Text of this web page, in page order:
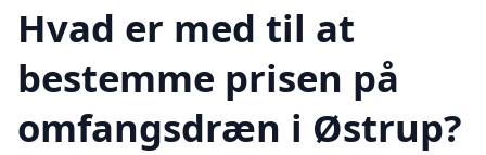
Hvad er med til at
bestemme prisen på
omfangsdræn i Østrup?